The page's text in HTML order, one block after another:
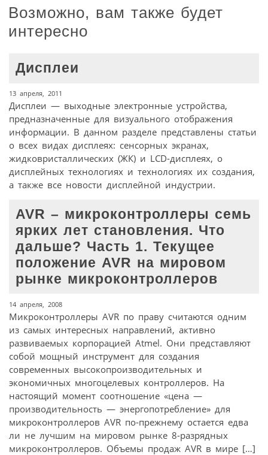
Возможно, вам также будет
интересно
Дисплеи
13 апреля, 2011
Дисплеи — выходные электронные устройства,
предназначенные для визуального отображения
информации. В данном разделе представлены статьи
о всех видах дисплеях: сенсорных экранах,
жидковристаллических (ЖК) и LCD-дисплеях, о
дисплейных технологиях и технологиях их создания,
а также все новости дисплейной индустрии.
AVR – микроконтроллеры семь
ярких лет становления. Что
дальше? Часть 1. Текущее
положение AVR на мировом
рынке микроконтроллеров
14 апреля, 2008
Микроконтроллеры AVR по праву считаются одним
из самых интересных направлений, активно
развиваемых корпорацией Atmel. Они представляют
собой мощный инструмент для создания
современных высокопроизводительных и
экономичных многоцелевых контроллеров. На
настоящий момент соотношение «цена —
производительность — энергопотребление» для
микроконтроллеров AVR по-прежнему остается едва
ли не лучшим на мировом рынке 8-разрядных
микроконтроллеров. Объемы продаж AVR в мире […]